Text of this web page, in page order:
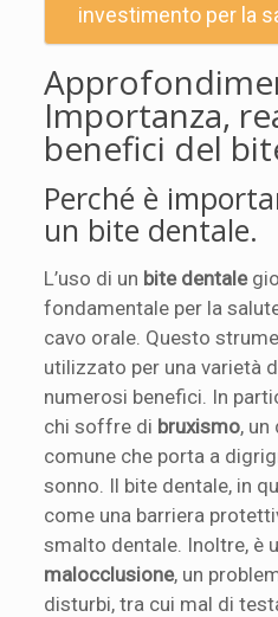
investimento per la
Importanza,
benefici del
Perché è
un bite dentale.
L’uso di un bite dentale
fondamentale per la
cavo orale. Questo
utilizzato per una varietà
numerosi benefici. In
chi soffre di bruxismo,
comune che porta a
sonno. Il bite dentale, in
come una barriera
smalto dentale. Inoltre, è
malocclusione, un
disturbi, tra cui mal di